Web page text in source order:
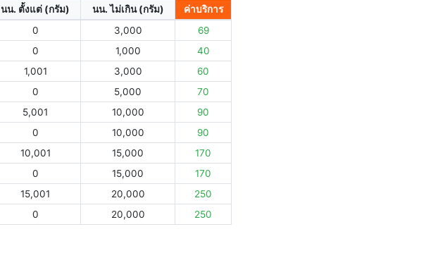
นน. ตั้งแต่ (กรัม) นน. ไม่เกิน (กรัม)
ค่าบริการ
0 3,000
69
0 1,000
40
1,001 3,000
60
0 5,000
70
5,001 10,000
90
0 10,000
90
10,001 15,000
170
0 15,000
170
15,001 20,000
250
0 20,000 250